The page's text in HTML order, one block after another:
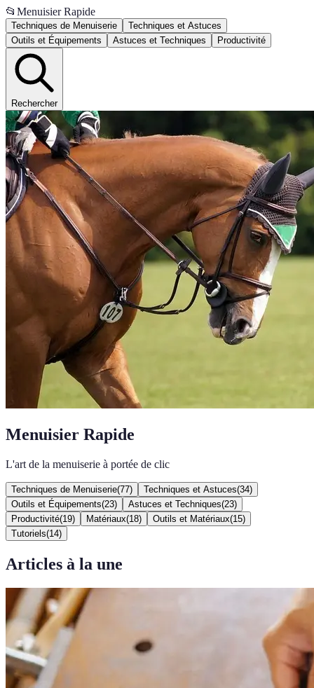
📂 Menuisier Rapide
Techniques de Menuiserie
Techniques et Astuces
Outils et Équipements
Astuces et Techniques Productivité
Rechercher
Menuisier Rapide
L'art de la menuiserie à portée de clic
Techniques de Menuiserie(77) Techniques et Astuces(34)
Outils et Équipements(23) Astuces et Techniques(23)
Productivité(19) Matériaux(18) Outils et Matériaux(15)
Tutoriels(14)
Articles à la une